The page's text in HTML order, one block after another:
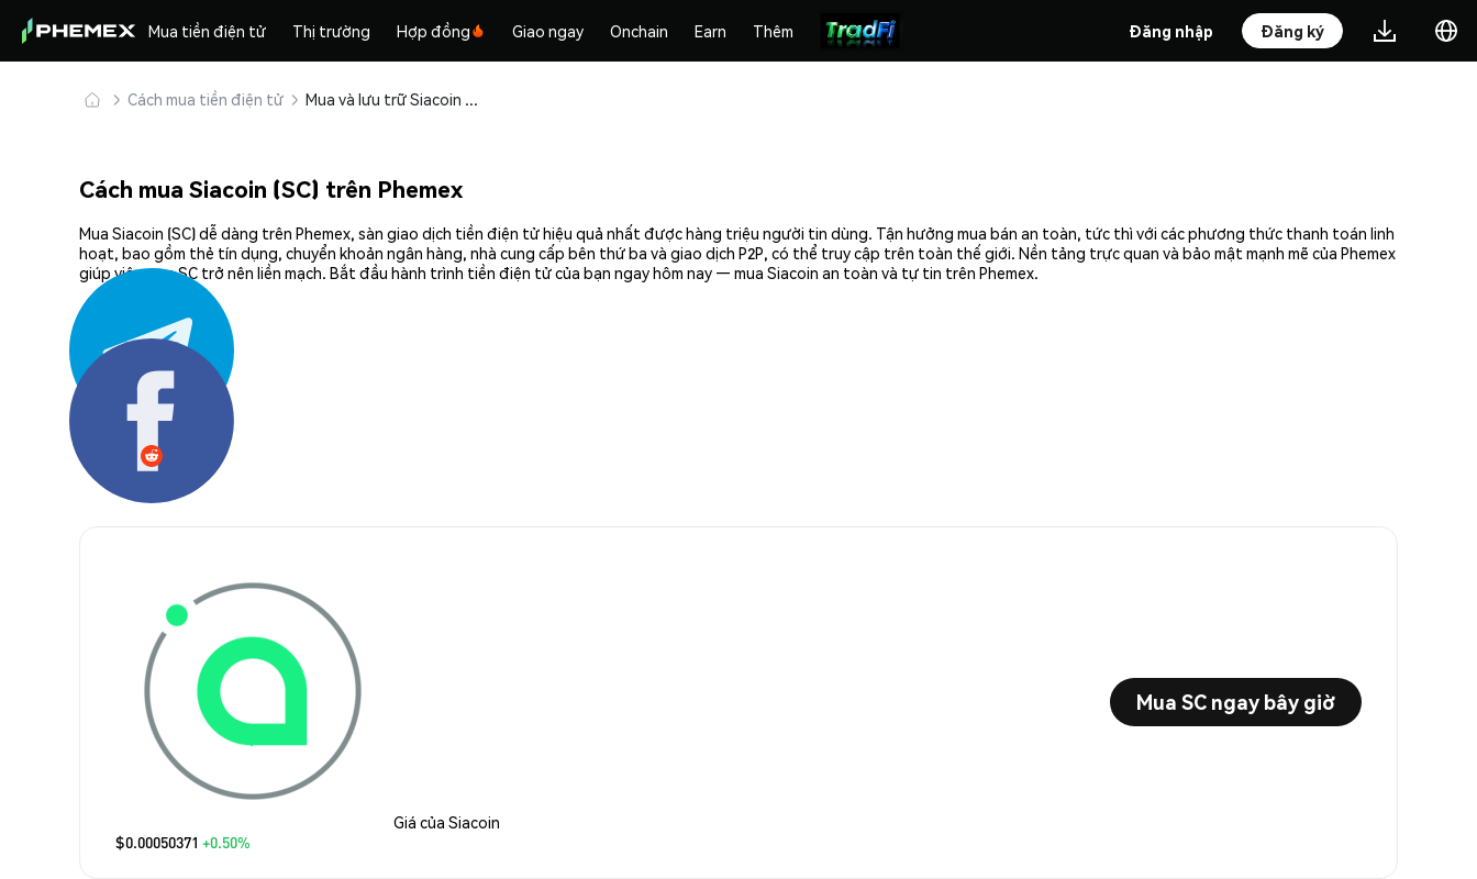
Mua tiền điện tử Thị trường Hợp đồng Giao ngay Onchain Earn Thêm Đăng nhập Đăng ký
Cách mua tiền điện tử Mua và lưu trữ Siacoin (SC) an toàn
Cách mua Siacoin (SC) trên Phemex
Mua Siacoin (SC) dễ dàng trên Phemex, sàn giao dịch tiền điện tử hiệu quả nhất được hàng triệu người tin dùng. Tận hưởng mua bán an toàn, tức thì với các phương thức thanh toán linh
hoạt, bao gồm thẻ tín dụng, chuyển khoản ngân hàng, nhà cung cấp bên thứ ba và giao dịch P2P, có thể truy cập trên toàn thế giới. Nền tảng trực quan và bảo mật mạnh mẽ của Phemex
giúp việc mua SC trở nên liền mạch. Bắt đầu hành trình tiền điện tử của bạn ngay hôm nay — mua Siacoin an toàn và tự tin trên Phemex.
Chia sẻ:
Giá của Siacoin
$0.00050371 +0.50%
Mua SC ngay bây giờ